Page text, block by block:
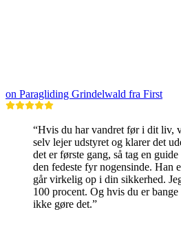
on Paragliding Grindelwald fra First
“Hvis du har vandret før i dit liv,
selv lejer udstyret og klarer det
det er første gang, så tag en
den fedeste fyr nogensinde. Han
går virkelig op i din sikkerhed.
100 procent. Og hvis du er
ikke gøre det.”